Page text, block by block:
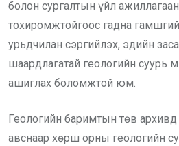
болон сургалтын үйл
тохиромжтойгоос гадна
урьдчилан сэргийлэх, эдийн
шаардлагатай геологийн суурь
ашиглах боломжтой юм.
Геологийн баримтын төв архивд
авснаар хөрш орны геологийн